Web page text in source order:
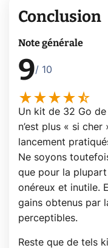
Conclusion
Note générale
9/ 10
Un kit de 32 Go
n’est plus « si
lancement
Ne soyons
que pour la plupart
onéreux et inutile.
gains obtenus par
perceptibles.
Reste que de tels